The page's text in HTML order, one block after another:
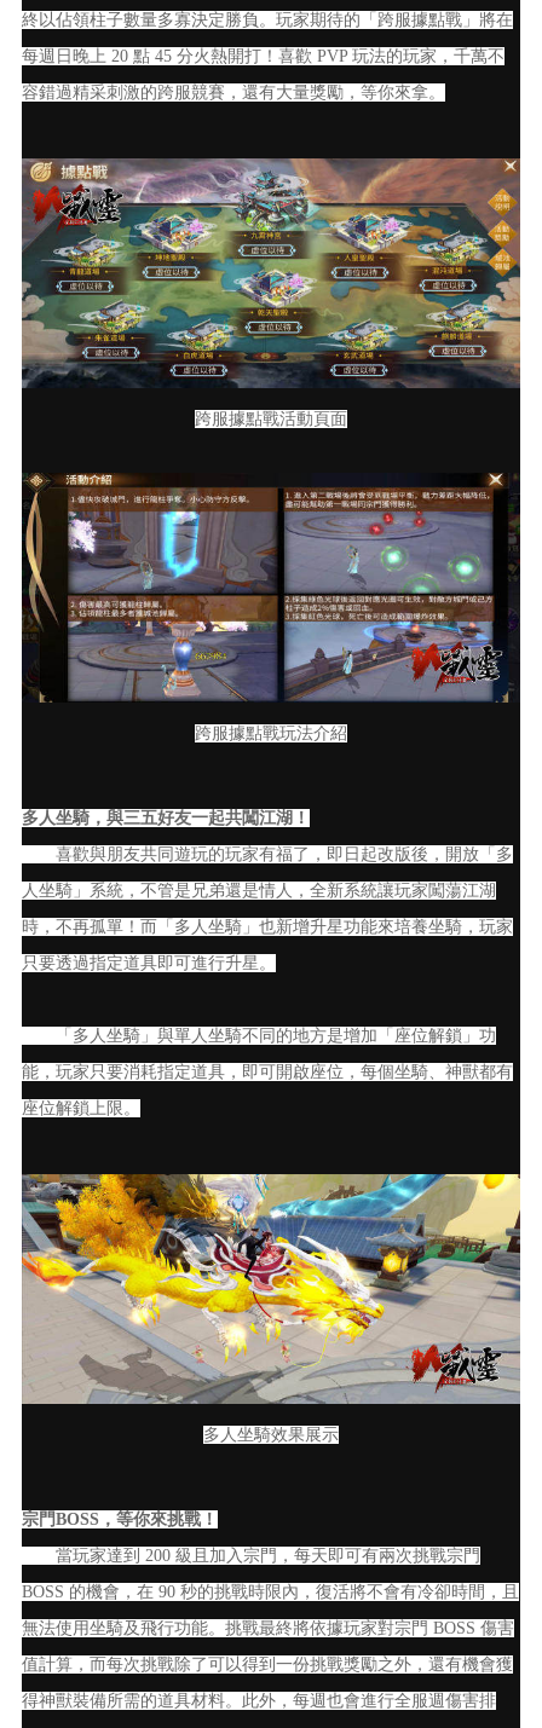
終以佔領柱子數量多寡決定勝負。玩家期待的「跨服據點戰」將在
每週日晚上 20 點 45 分火熱開打！喜歡 PVP 玩法的玩家，千萬不
容錯過精采刺激的跨服競賽，還有大量獎勵，等你來拿。
跨服據點戰活動頁面
跨服據點戰玩法介紹
多人坐騎，與三五好友一起共闖江湖！
喜歡與朋友共同遊玩的玩家有福了，即日起改版後，開放「多
人坐騎」系統，不管是兄弟還是情人，全新系統讓玩家闖蕩江湖
時，不再孤單！而「多人坐騎」也新增升星功能來培養坐騎，玩家
只要透過指定道具即可進行升星。
「多人坐騎」與單人坐騎不同的地方是增加「座位解鎖」功
能，玩家只要消耗指定道具，即可開啟座位，每個坐騎、神獸都有
座位解鎖上限。
多人坐騎效果展示
宗門BOSS，等你來挑戰！
當玩家達到 200 級且加入宗門，每天即可有兩次挑戰宗門
BOSS 的機會，在 90 秒的挑戰時限內，復活將不會有冷卻時間，且
無法使用坐騎及飛行功能。挑戰最終將依據玩家對宗門 BOSS 傷害
值計算，而每次挑戰除了可以得到一份挑戰獎勵之外，還有機會獲
得神獸裝備所需的道具材料。此外，每週也會進行全服週傷害排